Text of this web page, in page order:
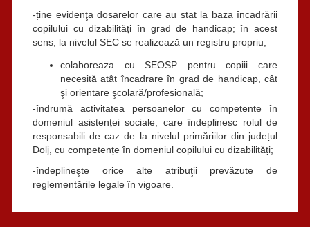
-ține evidenţa dosarelor care au stat la baza încadrării
copilului cu dizabilităţi în grad de handicap; în acest
sens, la nivelul SEC se realizează un registru propriu;
colaboreaza cu SEOSP pentru copiii care
necesită atât încadrare în grad de handicap, cât
şi orientare şcolară/profesională;
-îndrumă activitatea persoanelor cu competente în
domeniul asistenței sociale, care îndeplinesc rolul de
responsabili de caz de la nivelul primăriilor din județul
Dolj, cu competențe în domeniul copilului cu dizabilități;
-îndeplineşte orice alte atribuţii prevăzute de
reglementările legale în vigoare.